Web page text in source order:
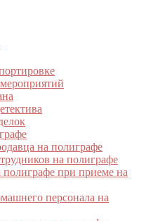
на полиграфе
на полиграфе
полиграфе при приеме на
персонала на